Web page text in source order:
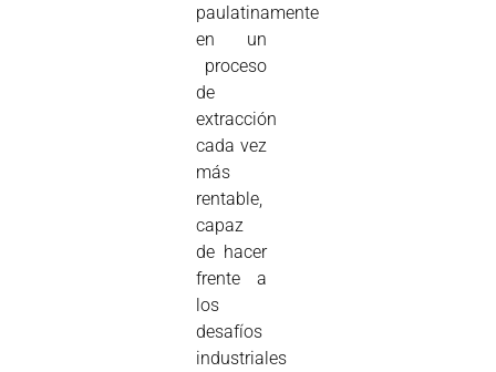
paulatinamente
en un
proceso
de
extracción
cada vez
más
rentable,
capaz
de hacer
frente a
los
desafíos
industriales